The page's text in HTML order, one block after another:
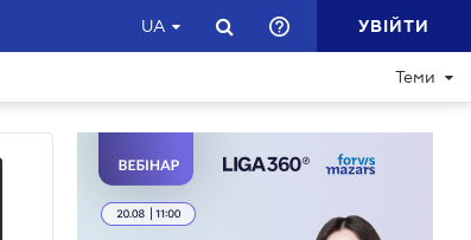
UA УВІЙТИ
Теми